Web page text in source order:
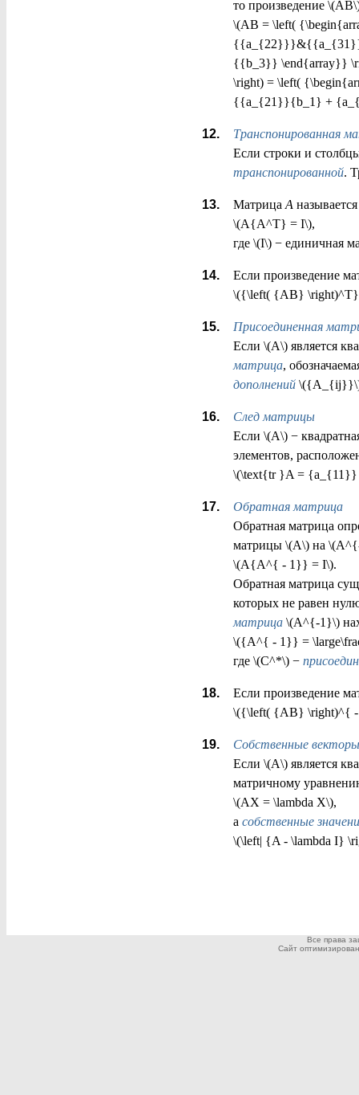
то произведение
\(AB = \left(
{{b_3}} \end{array}}
\right) = \left(
{{a_{21}}{b_1} +
Транспонированная
Если строки и
транспонированной.
Матрица A
\(A{A^T} = I\),
где \(I\) − единичная
Если произведение
\({\left( {AB}
Присоединенная
Если \(A\) является
матрица,
дополнений\({A_{ij}}\)
След матрицы
Если \(A\) −
элементов,
\(\text{tr }A =
Обратная матрица
Обратная матрица
матрицы \(A\) на
\(A{A^{ - 1}} = I\).
Обратная матрица
которых не равен
матрица\(A^{-1}\)
\({A^{ - 1}} =
где \(C^*\) −
Если произведение
\({\left( {AB}
Собственные
Если \(A\) является
матричному
\(AX = \lambda X\),
а собственные
\(\left| {A - \lambda I}
Все права
Сайт